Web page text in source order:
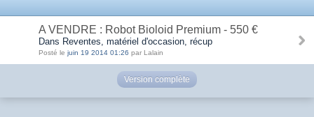
A VENDRE : Robot Bioloid Premium - 550 €
Dans Reventes, matériel d'occasion, récup
Posté le juin 19 2014 01:26 par Lalain
Version complète